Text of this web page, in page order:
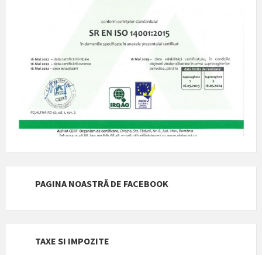
PAGINA NOASTRĂ DE FACEBOOK
TAXE SI IMPOZITE